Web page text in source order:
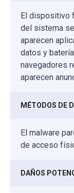
El dispositivo
del sistema
aparecen
datos y
navegadores
aparecen
MÉTODOS DE
El malware
de acceso
DAÑOS